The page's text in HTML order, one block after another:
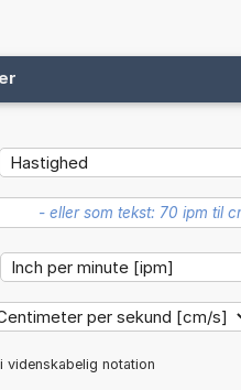
videnskabelig notation